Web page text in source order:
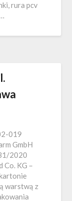
rura pcv
019
GmbH
2020
Co. KG –
warstwą z